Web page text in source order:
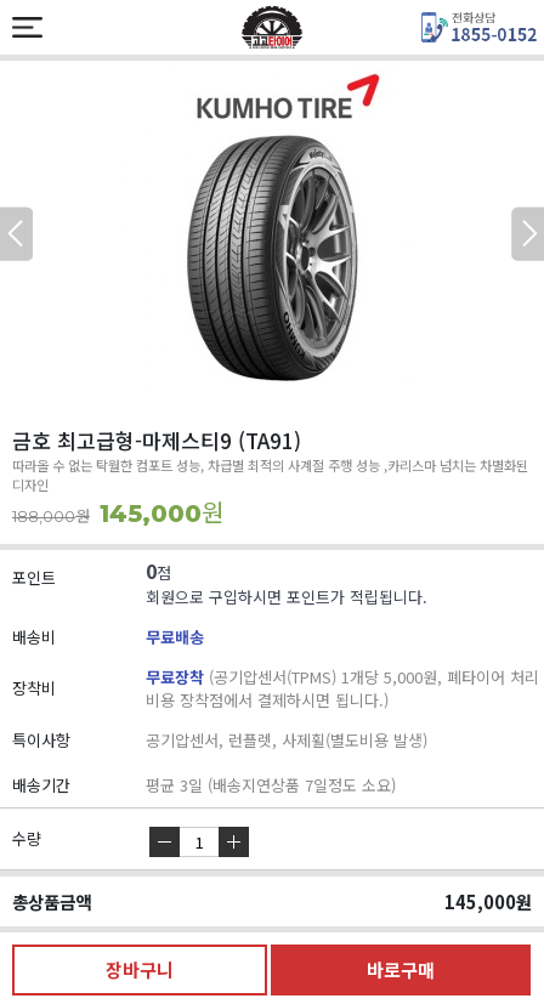
금호 최고급형-마제스티9 (TA91)
따라올 수 없는 탁월한 컴포트 성능, 차급별 최적의 사계절 주행 성능 ,카리스마 넘치는 차별화된
디자인
188,000원 145,000원
포인트 0점
회원으로 구입하시면 포인트가 적립됩니다.
배송비
무료배송
장착비 무료장착 (공기압센서(TPMS) 1개당 5,000원, 폐타이어 처리
비용 장착점에서 결제하시면 됩니다.)
특이사항
공기압센서, 런플렛, 사제휠(별도비용 발생)
배송기간
평균 3일 (배송지연상품 7일정도 소요)
수량
총상품금액 145,000원